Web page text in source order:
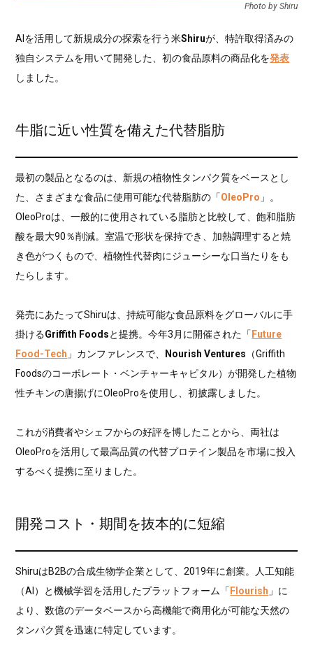
Photo by Shiru
AIを活用して新規成分の探索を行う米Shiruが、特許取得済みの
独自システムを用いて開発した、初の食品原料の商品化を発表
しました。
牛脂に近い性質を備えた代替脂肪
最初の製品となるのは、新規の植物性タンパク質をベースとし
た、さまざまな食品に使用可能な代替脂肪の「OleoPro 」。
OleoProは、一般的に使用されている脂肪と比較して、飽和脂肪
酸を最大90％削減。室温で形状を保持でき、加熱調理すると焼
き色がつくもので、植物性代替肉にジューシーな口当たりをも
たらします。
発売にあたってShiruは、持続可能な食品原料をグローバルに手
掛けるGriffith Foodsと提携。今年3月に開催された「 Future
Food-Tech 」カンファレンスで、 Nourish Ventures （Griffith
Foodsのコーポレート・ベンチャーキャピタル）が開発した植物
性チキンの唐揚げにOleoProを使用し、初披露しました。
これが消費者やシェフからの好評を博したことから、両社は
OleoProを活用して最高品質の代替プロテイン製品を市場に投入
するべく提携に至りました。
開発コスト・期間を抜本的に短縮
ShiruはB2Bの合成生物学企業として、2019年に創業。人工知能
（AI）と機械学習を活用したプラットフォーム「 Flourish 」に
より、数億のデータベースから高機能で商用化が可能な天然の
タンパク質を迅速に特定しています。